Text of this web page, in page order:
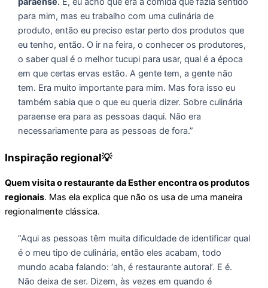
para mim, mas eu trabalho com uma culinária de
produto, então eu preciso estar perto dos produtos que
eu tenho, então. O ir na feira, o conhecer os produtores,
o saber qual é o melhor tucupi para usar, qual é a época
em que certas ervas estão. A gente tem, a gente não
tem. Era muito importante para mim. Mas fora isso eu
também sabia que o que eu queria dizer. Sobre culinária
paraense era para as pessoas daqui. Não era
necessariamente para as pessoas de fora.”
Inspiração regional💡
Quem visita o restaurante da Esther encontra os produtos
regionais. Mas ela explica que não os usa de uma maneira
regionalmente clássica.
“Aqui as pessoas têm muita dificuldade de identificar qual
é o meu tipo de culinária, então eles acabam, todo
mundo acaba falando: ‘ah, é restaurante autoral’. E é.
Não deixa de ser. Dizem, às vezes em quando é